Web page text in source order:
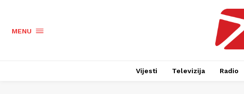
MENU
Vijesti Televizija Radio